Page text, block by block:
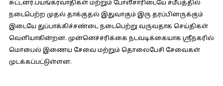
சுட்டனர்.பயங்கரவாதிகள் மற்றும் போலீசாரிடையே சமீபத்தில்
நடைபெற்ற முதல் தாக்குதல் இதுவாகும் இரு தரப்பினருக்கும்
இடையே துப்பாக்கிச்சண்டை நடைபெற்று வருவதாக செய்திகள்
வெளியாகின்றன. முன்னெச்சரிக்கை நடவடிக்கையாக ஸ்ரீநகரில்
மொபைல் இணைய சேவை மற்றும் தொலைபேசி சேவைகள்
முடக்கப்பட்டுள்ளன.